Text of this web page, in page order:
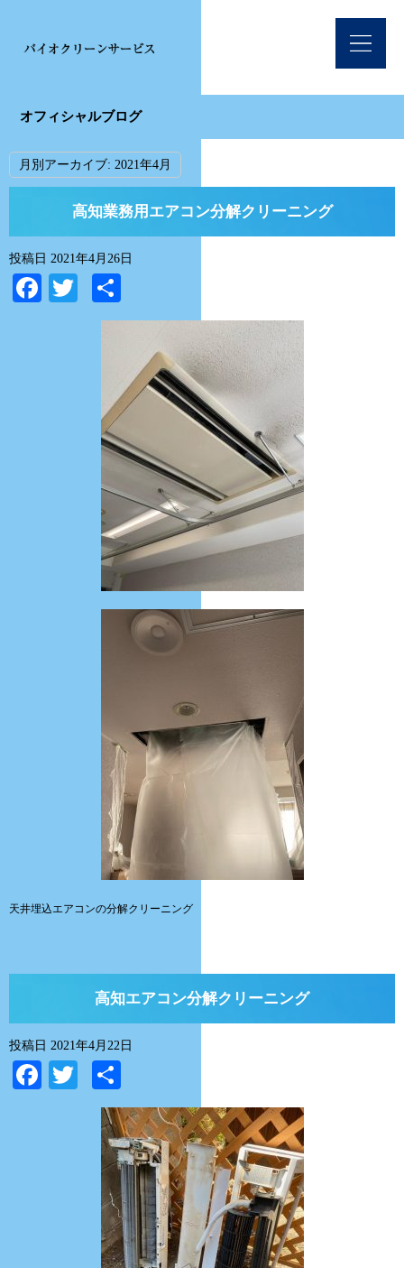
オフィシャルブログ
月別アーカイブ: 2021年4月
高知業務用エアコン分解クリーニング
投稿日 2021年4月26日
Facebook
Twitter
有
天井埋込エアコンの分解クリーニング
高知エアコン分解クリーニング
投稿日 2021年4月22日
Facebook
Twitter
有